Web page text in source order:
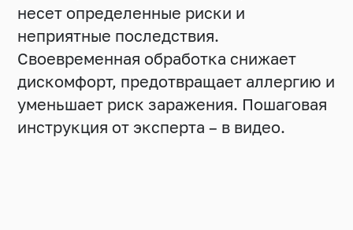
несет определенные риски и
неприятные последствия.
Своевременная обработка снижает
дискомфорт, предотвращает аллергию и
уменьшает риск заражения. Пошаговая
инструкция от эксперта – в видео.